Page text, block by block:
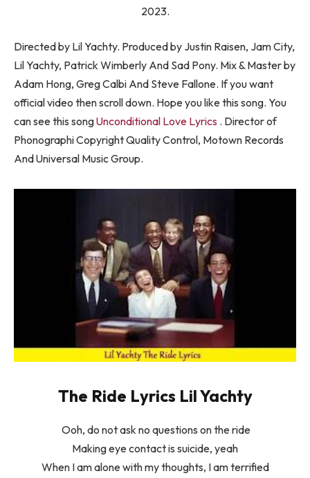
2023.
Directed by Lil Yachty. Produced by Justin Raisen, Jam City,
Lil Yachty, Patrick Wimberly And Sad Pony. Mix & Master by
Adam Hong, Greg Calbi And Steve Fallone. If you want
official video then scroll down. Hope you like this song. You
can see this songUnconditional Love Lyrics . Director of
Phonographi Copyright Quality Control, Motown Records
And Universal Music Group.
​​The Ride Lyrics Lil Yachty
Ooh, do not ask no questions on the ride
Making eye contact is suicide, yeah
When I am alone with my thoughts, I am terrified